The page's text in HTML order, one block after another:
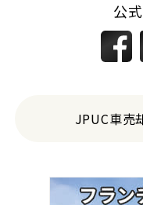
公
JPUC車売